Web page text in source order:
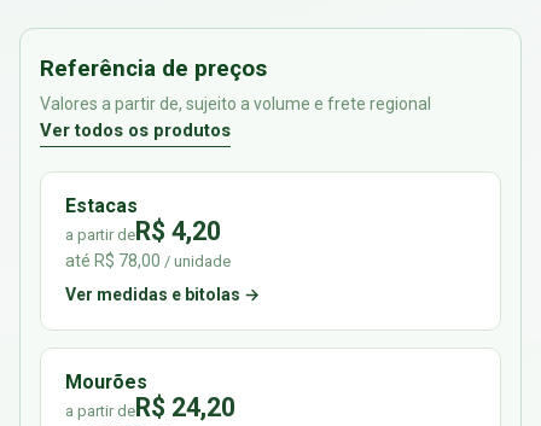
Referência de preços
Valores a partir de, sujeito a volume e frete regional
Ver todos os produtos
Estacas
a partir deR$ 4,20
até R$ 78,00 / unidade
Ver medidas e bitolas →
Mourões
a partir deR$ 24,20